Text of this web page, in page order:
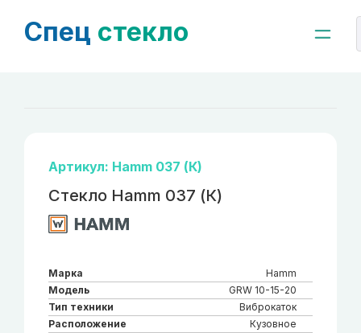
Спец стекло
Артикул: Hamm 037 (К)
Стекло Hamm 037 (К)
Марка
Hamm
Модель
GRW 10-15-20
Тип техники
Виброкаток
Расположение
Кузовное